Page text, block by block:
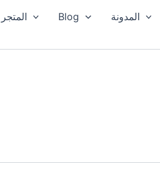
Shop / المتجر Blog
المدونة